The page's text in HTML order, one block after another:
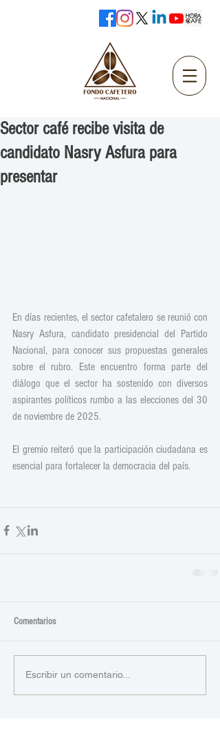
Sector café recibe visita de
candidato Nasry Asfura para
presentar
En días recientes, el sector cafetalero se reunió con
Nasry Asfura, candidato presidencial del Partido
Nacional, para conocer sus propuestas generales
sobre el rubro. Este encuentro forma parte del
diálogo que el sector ha sostenido con diversos
aspirantes políticos rumbo a las elecciones del 30
de noviembre de 2025.
El gremio reiteró que la participación ciudadana es
esencial para fortalecer la democracia del país.
Comentarios
Escribir un comentario...